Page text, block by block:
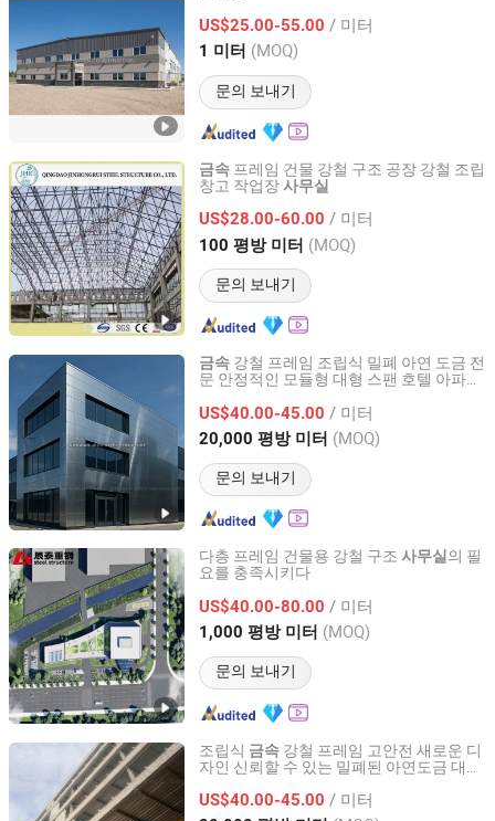
US$25.00-55.00 / 미터
1 미터 (MOQ)
문의 보내기
Fujian, China 이후 2025
금속 프레임 건물 강철 구조 공장 강철 조립
창고 작업장사무실
US$28.00-60.00 / 미터
100 평방 미터 (MOQ)
문의 보내기
Qingdao Jinhongrui Steel Structure Co., Ltd.
Shandong, China 이후 2020
금속 강철 프레임 조립식 밀폐 아연 도금 전
문 안정적인 모듈형 대형 스팬 호텔 아파트
US$40.00-45.00 / 미터
20,000 평방 미터 (MOQ)
문의 보내기
Qingdao Jingdao Credit Construction Steel Structure Co.,
Ltd.
Shandong, China
다층 프레임 건물용 강철 구조 사무실의 필
요를 충족시키다
US$40.00-80.00 / 미터
1,000 평방 미터 (MOQ)
문의 보내기
China CT Steel structure Co.,Ltd
Shandong, China 이후 2024
조립식 금속 강철 프레임 고안전 새로운 디
자인 신뢰할 수 있는 밀폐된 아연도금 대형
US$40.00-45.00 / 미터
Qingdao Jingdao Credit Construction Steel Structure Co.,